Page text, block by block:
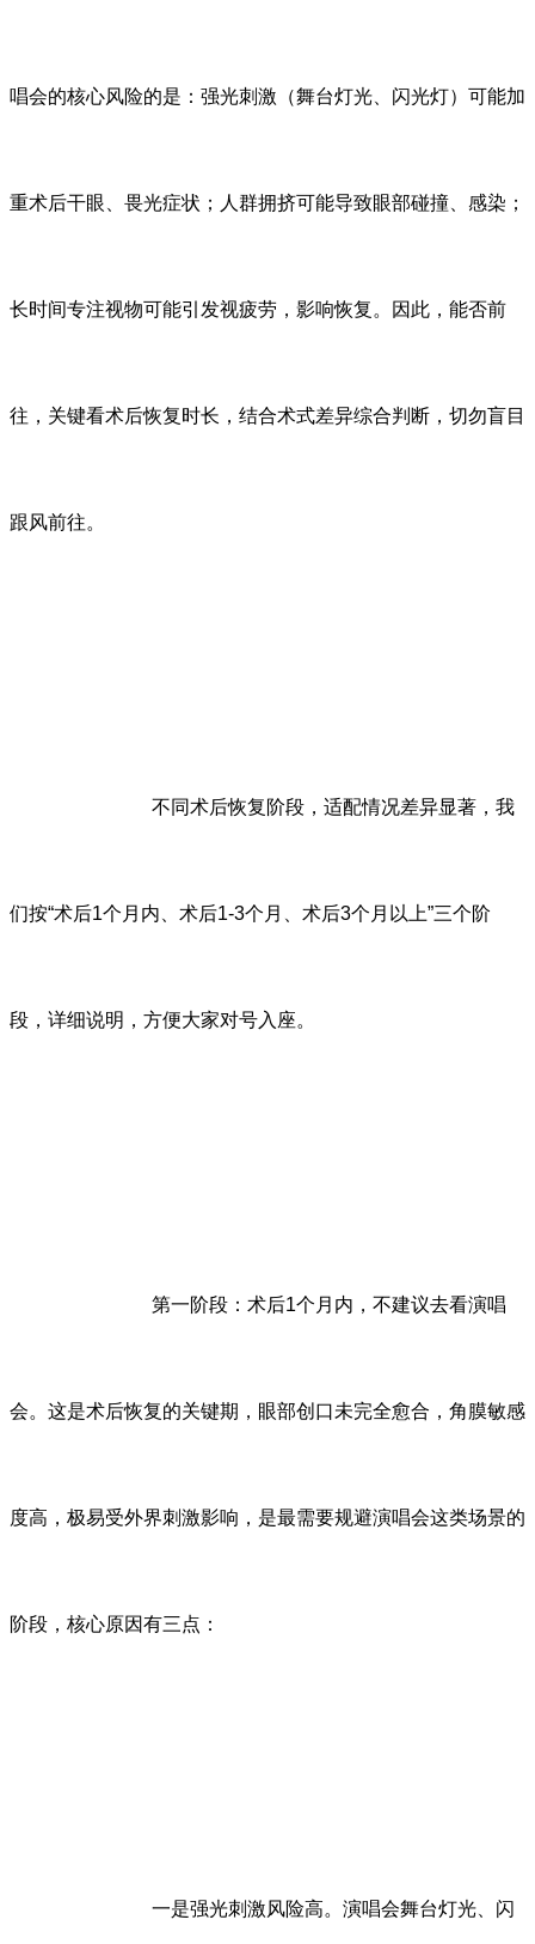
唱会的核心风险的是：强光刺激（舞台灯光、闪光灯）可能加
重术后干眼、畏光症状；人群拥挤可能导致眼部碰撞、感染；
长时间专注视物可能引发视疲劳，影响恢复。因此，能否前
往，关键看术后恢复时长，结合术式差异综合判断，切勿盲目
跟风前往。
不同术后恢复阶段，适配情况差异显著，我
们按“术后1个月内、术后1-3个月、术后3个月以上”三个阶
段，详细说明，方便大家对号入座。
第一阶段：术后1个月内，不建议去看演唱
会。这是术后恢复的关键期，眼部创口未完全愈合，角膜敏感
度高，极易受外界刺激影响，是最需要规避演唱会这类场景的
阶段，核心原因有三点：
一是强光刺激风险高。演唱会舞台灯光、闪